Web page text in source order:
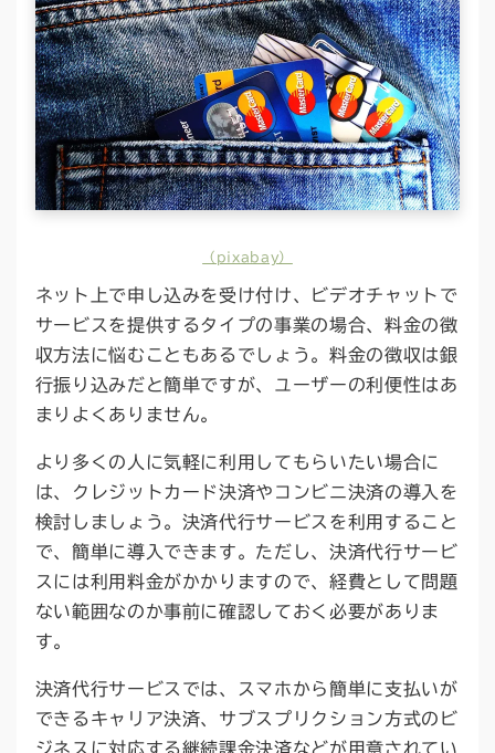
（pixabay）
ネット上で申し込みを受け付け、ビデオチャットで
サービスを提供するタイプの事業の場合、料金の徴
収方法に悩むこともあるでしょう。料金の徴収は銀
行振り込みだと簡単ですが、ユーザーの利便性はあ
まりよくありません。
より多くの人に気軽に利用してもらいたい場合に
は、クレジットカード決済やコンビニ決済の導入を
検討しましょう。決済代行サービスを利用すること
で、簡単に導入できます。ただし、決済代行サービ
スには利用料金がかかりますので、経費として問題
ない範囲なのか事前に確認しておく必要がありま
す。
決済代行サービスでは、スマホから簡単に支払いが
できるキャリア決済、サブスプリクション方式のビ
ジネスに対応する継続課金決済などが用意されてい